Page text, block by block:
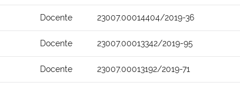
Docente 23007.00014404/2019-36
Docente 23007.00013342/2019-95
Docente 23007.00013192/2019-71